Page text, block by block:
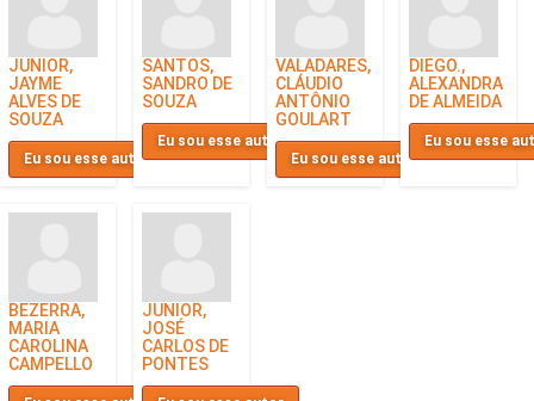
JUNIOR,
JAYME
ALVES DE
SOUZA
Eu sou esse autor
SANTOS,
SANDRO DE
SOUZA
Eu sou esse autor
VALADARES,
CLÁUDIO
ANTÔNIO
GOULART
Eu sou esse autor
DIEGO.,
ALEXANDRA
DE ALMEIDA
Eu sou esse
BEZERRA,
MARIA
CAROLINA
CAMPELLO
JUNIOR,
JOSÉ
CARLOS DE
PONTES